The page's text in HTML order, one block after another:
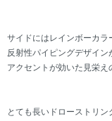
サイドにはレインボーカラ
反射性パイピングデザイン
アクセントが効いた見栄え
とても長いドローストリン